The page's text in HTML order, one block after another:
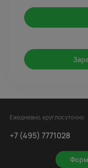
Ежедневно, круглосуточно
+7 (495) 7771028